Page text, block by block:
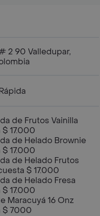
2 90 Valledupar,
de Frutos Vainilla
17.000
de Helado Brownie
17.000
de Helado Frutos
$ 17.000
de Helado Fresa
17.000
Maracuyá 16 Onz
$ 7000